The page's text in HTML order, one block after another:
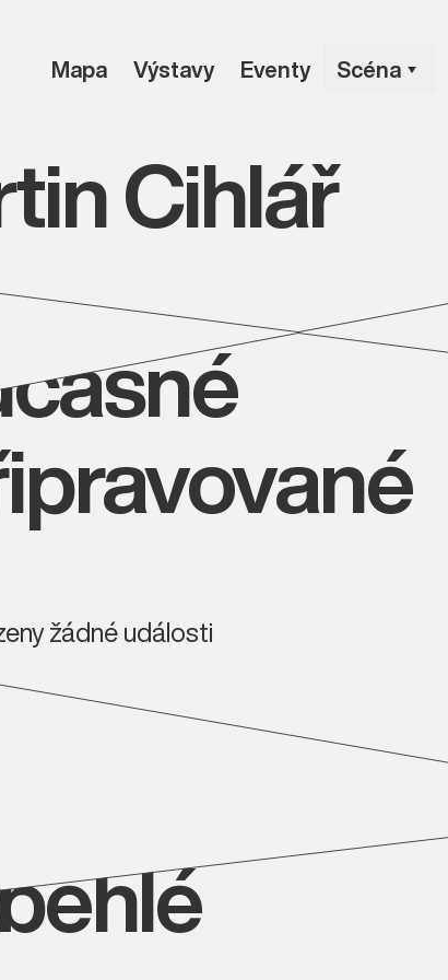
Mapa Výstavy Eventy Scéna
Cihlář
žádné události